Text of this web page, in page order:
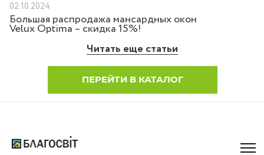
02.10.2024
Большая распродажа мансардных окон
Velux Optima – скидка 15%!
Читать еще статьи
ПЕРЕЙТИ В КАТАЛОГ